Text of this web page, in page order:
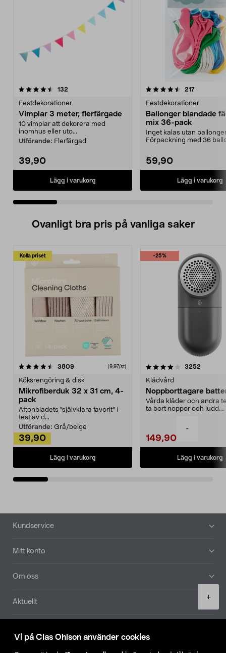
Vi på Clas Ohlson använder cookies
-
+
132
Festdekorationer
Vimplar 3 meter, flerfärgade
10 vimplar att dekorera med
inomhus eller uto...
Utförande: Flerfärgad
39,90
Lägg i varukorg
4.5 av 5 stjärnor 217
Festdekorationer
Ballonger blandade
mix 36-pack
Inget kalas utan
Förpackning med 36
59,90
Lägg i varukorg
4.5 av 5 stjärnor
Ovanligt bra pris på vanliga saker
Kolla priset
3809recensioner (9,97/st)
Köksrengöring & disk
Mikrofiberduk 32 x 31 cm, 4-
pack
Aftonbladets "självklara favorit” i
test av d...
Utförande: Grå/beige
39,90
Lägg i varukorg
-25%
4.0av 5 stjärnor 3252
Klädvård
Noppborttagare
Vårda kläder och andra
ta bort noppor och ludd.
149,90
Lägg i varukorg
4.5av 5 stjärnor
Sidfot
Kundservice
Mitt konto
Om oss
Aktuellt
Hitta butik